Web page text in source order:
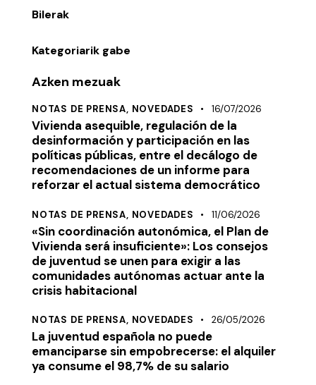
Bilerak
Kategoriarik gabe
Azken mezuak
NOTAS DE PRENSA, NOVEDADES 16/07/2026
Vivienda asequible, regulación de la
desinformación y participación en las
políticas públicas, entre el decálogo de
recomendaciones de un informe para
reforzar el actual sistema democrático
NOTAS DE PRENSA, NOVEDADES 11/06/2026
«Sin coordinación autonómica, el Plan de
Vivienda será insuficiente»: Los consejos
de juventud se unen para exigir a las
comunidades autónomas actuar ante la
crisis habitacional
NOTAS DE PRENSA, NOVEDADES 26/05/2026
La juventud española no puede
emanciparse sin empobrecerse: el alquiler
ya consume el 98,7% de su salario